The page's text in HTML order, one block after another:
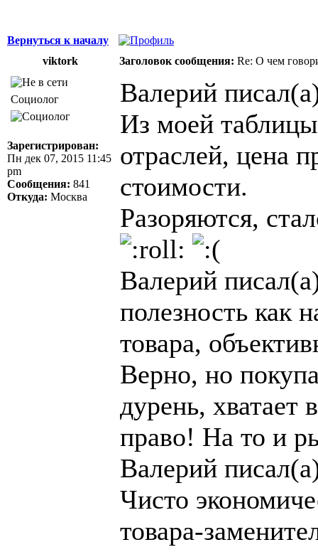
Вернуться к началу
viktork
Заголовок сообщения: Re: О чем
Социолог
Зарегистрирован:
Пн дек 07, 2015 11:45
pm
Сообщения: 841
Откуда: Москва
Валерий
Из моей
отраслей, цена
стоимости.
Разоряются,
Валерий
полезность как
товара,
Верно, но
дурень, хватает
право! На то и
Валерий
Чисто
товара-